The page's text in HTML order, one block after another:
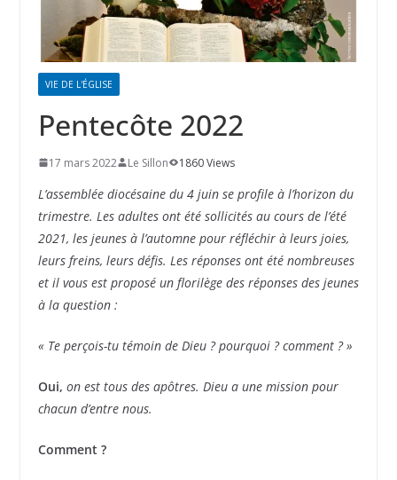
VIE DE L'ÉGLISE
Pentecôte 2022
17 mars 2022 Le Sillon 1860 Views
L’assemblée diocésaine du 4 juin se profile à l’horizon du
trimestre. Les adultes ont été sollicités au cours de l’été
2021, les jeunes à l’automne pour réfléchir à leurs joies,
leurs freins, leurs défis. Les réponses ont été nombreuses
et il vous est proposé un florilège des réponses des jeunes
à la question :
« Te perçois-tu témoin de Dieu ? pourquoi ? comment ? »
Oui, on est tous des apôtres. Dieu a une mission pour
chacun d’entre nous.
Comment ?